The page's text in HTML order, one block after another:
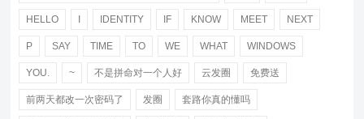
HELLO IDENTITY IF KNOW MEET NEXT
P SAY TIME TO WE WHAT WINDOWS
YOU. ~ 不是拼命对一个人好 云发圈 免费送
前两天都改一次密码了 发圈 套路你真的懂吗